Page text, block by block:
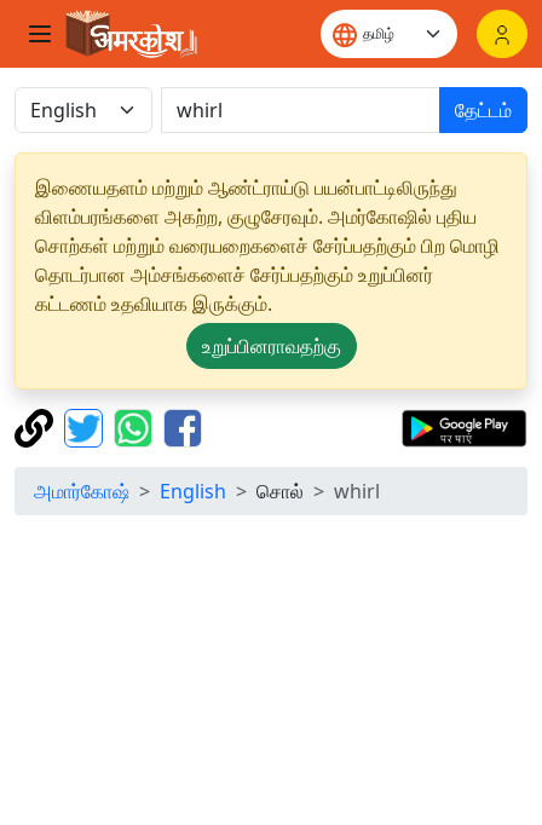
தேட்டம்
இணையதளம் மற்றும் ஆண்ட்ராய்டு பயன்பாட்டிலிருந்து
விளம்பரங்களை அகற்ற, குழுசேரவும். அமர்கோஷில் புதிய
சொற்கள் மற்றும் வரையறைகளைச் சேர்ப்பதற்கும் பிற மொழி
தொடர்பான அம்சங்களைச் சேர்ப்பதற்கும் உறுப்பினர்
கட்டணம் உதவியாக இருக்கும்.
உறுப்பினராவதற்கு
அமார்கோஷ் English சொல் whirl